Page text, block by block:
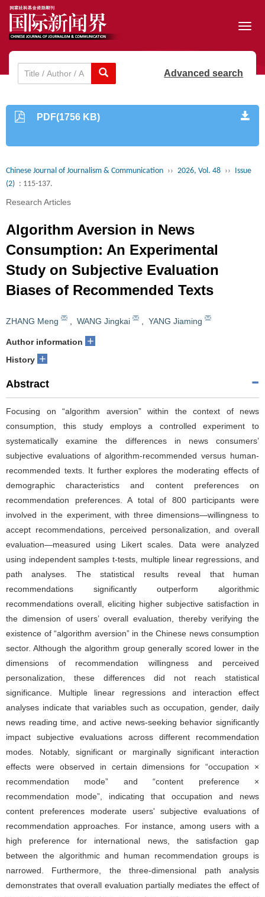
Advanced search
PDF(1756 KB)
Chinese Journal of Journalism & Communication ›› 2026, Vol. 48 ›› Issue
(2) : 115-137.
Research Articles
Algorithm Aversion in News
Consumption: An Experimental
Study on Subjective Evaluation
Biases of Recommended Texts
ZHANG Meng WANG Jingkai YANG Jiaming
Author information +
History +
Abstract
Focusing on “algorithm aversion” within the context of news
consumption, this study employs a controlled experiment to
systematically examine the differences in news consumers’
subjective evaluations of algorithm-recommended versus human-
recommended texts. It further explores the moderating effects of
demographic characteristics and content preferences on
recommendation preferences. A total of 800 participants were
involved in the experiment, with three dimensions—willingness to
accept recommendations, perceived personalization, and overall
evaluation—measured using Likert scales. Data were analyzed
using independent samples t-tests, multiple linear regressions, and
path analyses. The statistical results reveal that human
recommendations significantly outperform algorithmic
recommendations overall, eliciting higher subjective satisfaction in
the dimension of users’ overall evaluation, thereby verifying the
existence of “algorithm aversion” in the Chinese news consumption
sector. Although the algorithm group generally scored lower in the
dimensions of recommendation willingness and perceived
personalization, these differences did not reach statistical
significance. Multiple linear regressions and interaction effect
analyses indicate that variables such as occupation, gender, daily
news reading time, and active news-seeking behavior significantly
impact subjective evaluations across different recommendation
modes. Notably, significant or marginally significant interaction
effects were observed in certain dimensions for “occupation ×
recommendation mode” and “content preference ×
recommendation mode”, indicating that occupation and news
content preferences moderate users' subjective evaluations of
recommendation approaches. For instance, among users with a
high preference for international news, the satisfaction gap
between the algorithmic and human recommendation groups is
narrowed. Furthermore, the three-dimensional path analysis
demonstrates that overall evaluation partially mediates the effect of